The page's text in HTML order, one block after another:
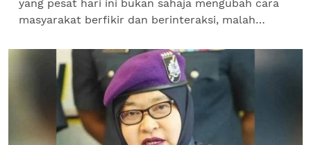
yang pesat hari ini bukan sahaja mengubah cara
masyarakat berfikir dan berinteraksi, malah
apabila prinsip...